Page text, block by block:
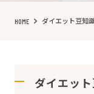
HOME ダイエット豆知
ダイエッ